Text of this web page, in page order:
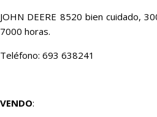
JOHN DEERE 8520 bien cuidado,
7000 horas.
Teléfono: 693 638241
VENDO: